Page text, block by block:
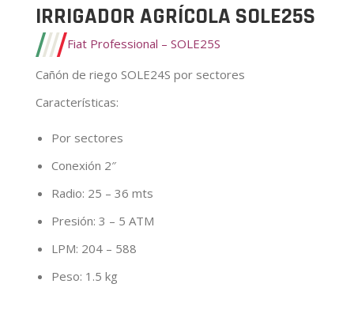
IRRIGADOR AGRÍCOLA SOLE25S
Fiat Professional – SOLE25S
Cañón de riego SOLE24S por sectores
Características:
Por sectores
Conexión 2″
Radio: 25 – 36 mts
Presión: 3 – 5 ATM
LPM: 204 – 588
Peso: 1.5 kg